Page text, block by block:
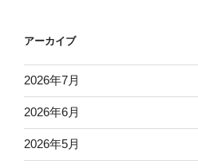
アーカイブ
2026年7月
2026年6月
2026年5月